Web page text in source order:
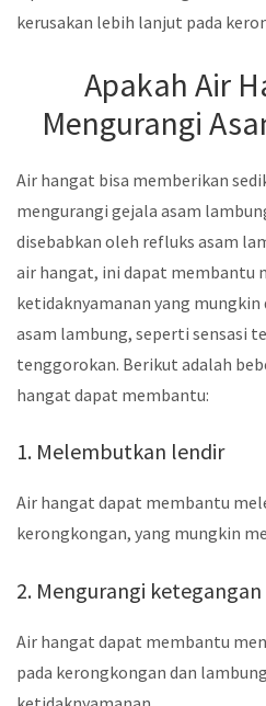
kerusakan lebih lanjut pada
Apakah Air
Mengurangi
Air hangat bisa memberikan
mengurangi gejala asam
disebabkan oleh refluks asam
air hangat, ini dapat membantu
ketidaknyamanan yang
asam lambung, seperti sensasi
tenggorokan. Berikut adalah
hangat dapat membantu:
1. Melembutkan lendir
Air hangat dapat membantu
kerongkongan, yang mungkin
2. Mengurangi
Air hangat dapat membantu
pada kerongkongan dan